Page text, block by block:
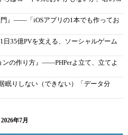
門』――「iOSアプリの1本でも作ってお
35億PVを支える、ソーシャルゲーム
ンの作り方』――PHPerよ立て、立てよ
眠りしない（できない）「データ分
2026年7月